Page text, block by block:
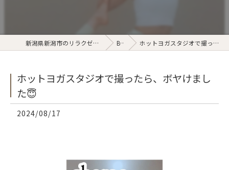
新潟県新潟市のリラクゼーションならSukhairo Blog ホットヨガスタジオで撮ったら、ボヤけました😇
ホットヨガスタジオで撮ったら、ボヤけまし
た😇
2024/08/17